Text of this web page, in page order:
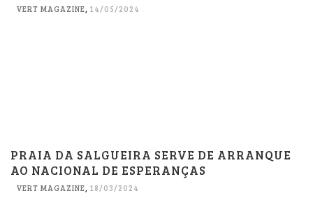
VERT MAGAZINE, 14/05/2024
PRAIA DA SALGUEIRA SERVE DE ARRANQUE
AO NACIONAL DE ESPERANÇAS
VERT MAGAZINE, 18/03/2024